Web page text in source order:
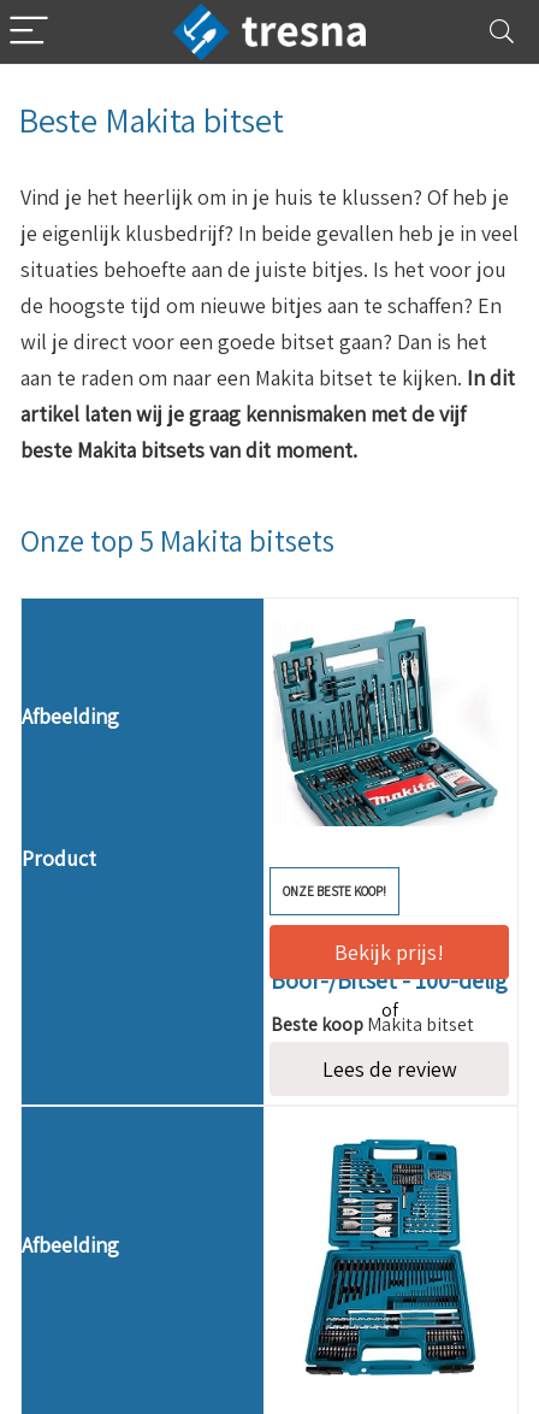
Beste Makita bitset
Vind je het heerlijk om in je huis te klussen? Of heb je
je eigenlijk klusbedrijf? In beide gevallen heb je in veel
situaties behoefte aan de juiste bitjes. Is het voor jou
de hoogste tijd om nieuwe bitjes aan te schaffen? En
wil je direct voor een goede bitset gaan? Dan is het
aan te raden om naar een Makita bitset te kijken. In dit
artikel laten wij je graag kennismaken met de vijf
beste Makita bitsets van dit moment.
Onze top 5 Makita bitsets
ONZE BESTE KOOP!
Makita B-53811
Boor-/Bitset - 100-delig
Beste koopMakita bitset
Bekijk prijs!
of
Lees de review